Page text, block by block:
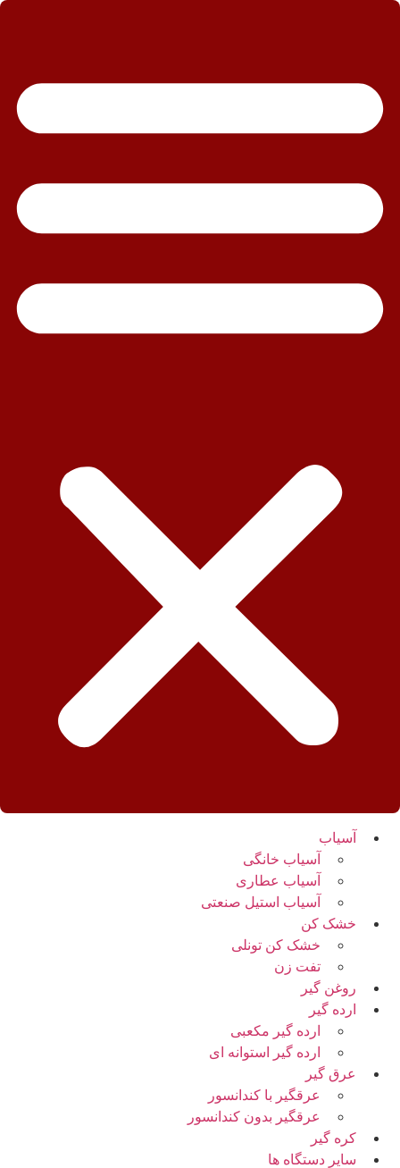
پرش
آسیاب
آسیاب خانگی
آسیاب عطاری
آسیاب استیل صنعتی
خشک کن
خشک کن تونلی
تفت زن
روغن گیر
ارده گیر
ارده گیر مکعبی
ارده گیر استوانه ای
عرق گیر
عرقگیر با کندانسور
عرقگیر بدون کندانسور
کره گیر
سایر دستگاه ها